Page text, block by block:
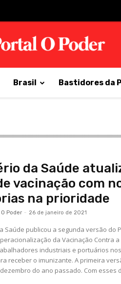
Brasil Bastidores da
da Saúde
vacinação com
na prioridade
Poder - 26 de janeiro de 2021
Saúde publicou a segunda versão do
da Vacinação Contra a
industriais e portuários
receber o imunizante. A primeira
divulgada em dezembro do ano